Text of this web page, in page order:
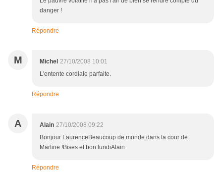
danger !
Répondre
M Michel 27/10/2008 10:01
L'entente cordiale parfaite.
Répondre
A Alain 27/10/2008 09:22
Bonjour LaurenceBeaucoup de monde dans la cour de
Martine !Bises et bon lundiAlain
Répondre